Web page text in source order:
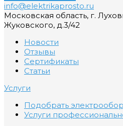
info@elektrikaprosto.ru
Московская область, г.
Жуковского, д.3/42
Новости
Отзывы
Сертификаты
Статьи
Услуги
Подобрать
Услуги